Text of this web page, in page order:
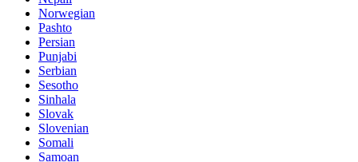
Norwegian
Pashto
Persian
Punjabi
Serbian
Sesotho
Sinhala
Slovak
Slovenian
Somali
Samoan